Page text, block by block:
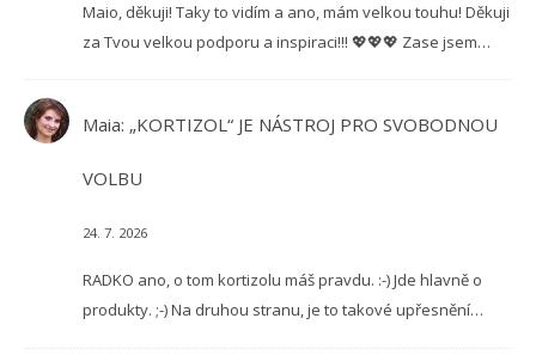
Maio, děkuji! Taky to vidím a ano, mám velkou touhu! Děkuji
za Tvou velkou podporu a inspiraci!!! 💖💖💖 Zase jsem…
Maia: „KORTIZOL“ JE NÁSTROJ PRO SVOBODNOU
VOLBU
24. 7. 2026
RADKO ano, o tom kortizolu máš pravdu. :-) Jde hlavně o
produkty. ;-) Na druhou stranu, je to takové upřesnění…